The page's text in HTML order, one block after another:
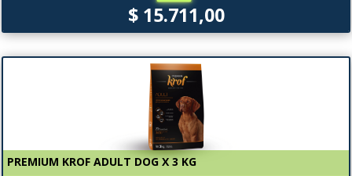
$ 15.711,00
PREMIUM KROF ADULT DOG X 3 KG